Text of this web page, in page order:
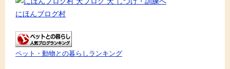
にほんブログ村
ペット・動物との暮らしランキング